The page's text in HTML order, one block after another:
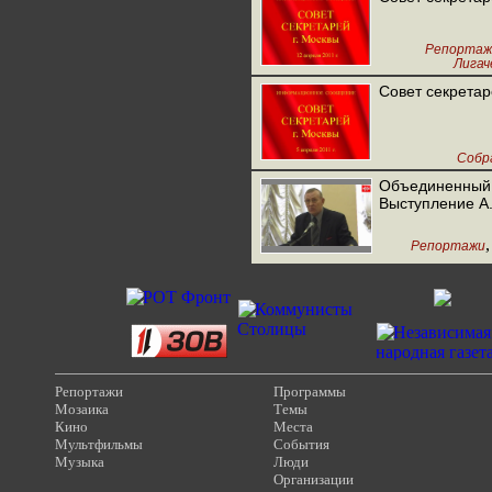
Совет
Объединенный
Выступление
Репортажи
Репортажи
Мозаика
Кино
Мультфильмы
Музыка
Программы
Темы
Места
События
Люди
Организации